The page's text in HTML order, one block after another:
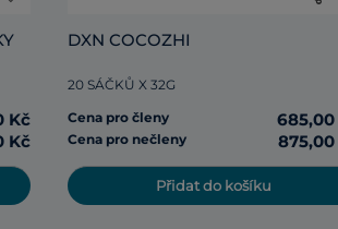
Kč
Kč
DXN COCOZHI
20 SÁČKŮ X 32G
Cena pro členy
685,00
Cena pro nečleny 875,00
Přidat do košíku